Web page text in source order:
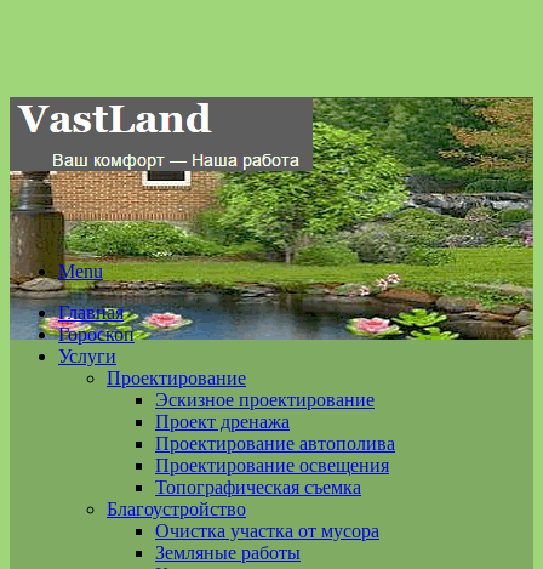
Menu
Главная
Гороскоп
Услуги
Проектирование
Эскизное проектирование
Проект дренажа
Проектирование автополива
Проектирование освещения
Топографическая съемка
Благоустройство
Очистка участка от мусора
Земляные работы